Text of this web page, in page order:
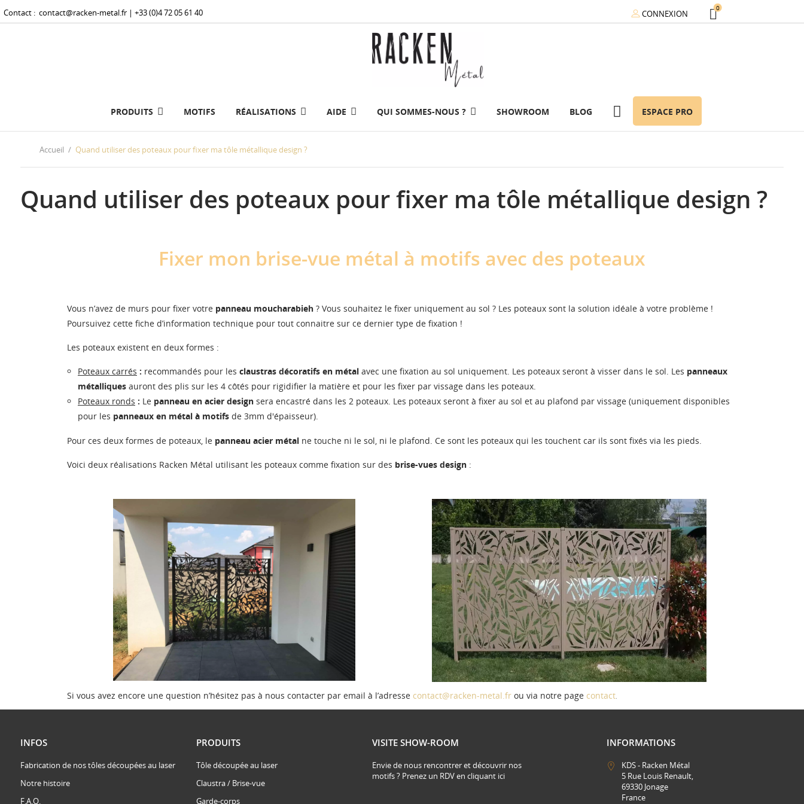
Contact : contact@racken-metal.fr | +33 (0)4 72 05 61 40 CONNEXION
0
PRODUITS MOTIFS RÉALISATIONS AIDE QUI SOMMES-NOUS ? SHOWROOM BLOG ESPACE PRO
Accueil Quand utiliser des poteaux pour fixer ma tôle métallique design ?
Quand utiliser des poteaux pour fixer ma tôle métallique design ?
Fixer mon brise-vue métal à motifs avec des poteaux
Vous n’avez de murs pour fixer votre panneau moucharabieh? Vous souhaitez le fixer uniquement au sol ? Les poteaux sont la solution idéale à votre problème !
Poursuivez cette fiche d’information technique pour tout connaitre sur ce dernier type de fixation !
Les poteaux existent en deux formes :
Poteaux carrés : recommandés pour les claustras décoratifs en métalavec une fixation au sol uniquement. Les poteaux seront à visser dans le sol. Les panneaux
métalliquesauront des plis sur les 4 côtés pour rigidifier la matière et pour les fixer par vissage dans les poteaux.
Poteaux ronds : Le panneau en acier designsera encastré dans les 2 poteaux. Les poteaux seront à fixer au sol et au plafond par vissage (uniquement disponibles
pour les panneaux en métal à motifsde 3mm d'épaisseur).
Pour ces deux formes de poteaux, le panneau acier métalne touche ni le sol, ni le plafond. Ce sont les poteaux qui les touchent car ils sont fixés via les pieds.
Voici deux réalisations Racken Métal utilisant les poteaux comme fixation sur des brise-vues design:
Si vous avez encore une question n’hésitez pas à nous contacter par email à l’adresse contact@racken-metal.fr ou via notre page contact.
INFOS
Fabrication de nos tôles découpées au laser
Notre histoire
F.A.Q.
PRODUITS
Tôle découpée au laser
Claustra / Brise-vue
Garde-corps
VISITE SHOW-ROOM
Envie de nous rencontrer et découvrir nos
motifs ? Prenez un RDV en cliquant ici
INFORMATIONS
KDS - Racken Métal
5 Rue Louis Renault,
69330 Jonage
France